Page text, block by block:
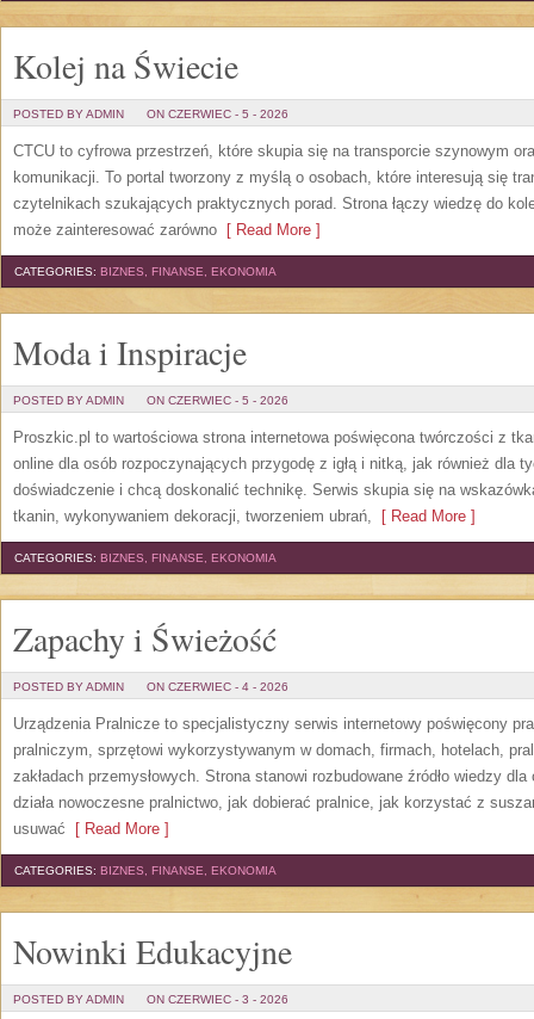
Kolej na Świecie
POSTED BY ADMIN ON CZERWIEC - 5 - 2026
CTCU to cyfrowa przestrzeń, które skupia się na transporcie szynowym
komunikacji. To portal tworzony z myślą o osobach, które interesują się
czytelnikach szukających praktycznych porad. Strona łączy wiedzę do
może zainteresować zarówno [ Read More ]
CATEGORIES: BIZNES, FINANSE, EKONOMIA
Moda i Inspiracje
POSTED BY ADMIN ON CZERWIEC - 5 - 2026
Proszkic.pl to wartościowa strona internetowa poświęcona twórczości z
online dla osób rozpoczynających przygodę z igłą i nitką, jak również dla
doświadczenie i chcą doskonalić technikę. Serwis skupia się na
tkanin, wykonywaniem dekoracji, tworzeniem ubrań, [ Read More ]
CATEGORIES: BIZNES, FINANSE, EKONOMIA
Zapachy i Świeżość
POSTED BY ADMIN ON CZERWIEC - 4 - 2026
Urządzenia Pralnicze to specjalistyczny serwis internetowy poświęcony
pralniczym, sprzętowi wykorzystywanym w domach, firmach, hotelach,
zakładach przemysłowych. Strona stanowi rozbudowane źródło wiedzy
działa nowoczesne pralnictwo, jak dobierać pralnice, jak korzystać z
usuwać [ Read More ]
CATEGORIES: BIZNES, FINANSE, EKONOMIA
Nowinki Edukacyjne
POSTED BY ADMIN ON CZERWIEC - 3 - 2026